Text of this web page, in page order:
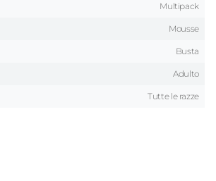
Multipack
Mousse
Busta
Adulto
Tutte le razze